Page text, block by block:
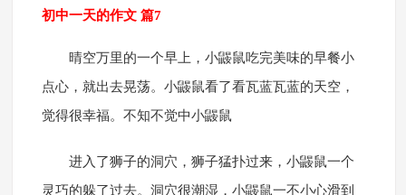
初中一天的作文 篇7
晴空万里的一个早上，小鼹鼠吃完美味的早餐小
点心，就出去晃荡。小鼹鼠看了看瓦蓝瓦蓝的天空，
觉得很幸福。不知不觉中小鼹鼠
进入了狮子的洞穴，狮子猛扑过来，小鼹鼠一个
灵巧的躲了过去。洞穴很潮湿，小鼹鼠一不小心滑到